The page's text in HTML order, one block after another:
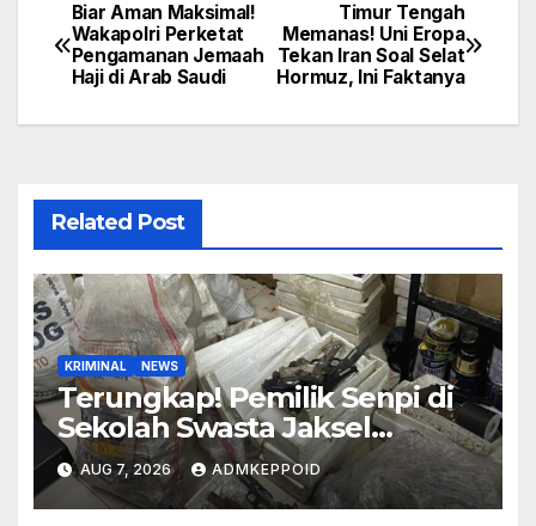
Post
navigation
Timur Tengah
Memanas! Uni Eropa
Tekan Iran Soal Selat
Hormuz, Ini Faktanya
Biar Aman Maksimal!
Wakapolri Perketat
Pengamanan Jemaah
Haji di Arab Saudi
Related Post
KRIMINAL NEWS
Terungkap! Pemilik Senpi di
Sekolah Swasta Jaksel
Ternyata Direktur
Perusahaan Airsoft Gun
Impor
AUG 7, 2026 ADMKEPPOID